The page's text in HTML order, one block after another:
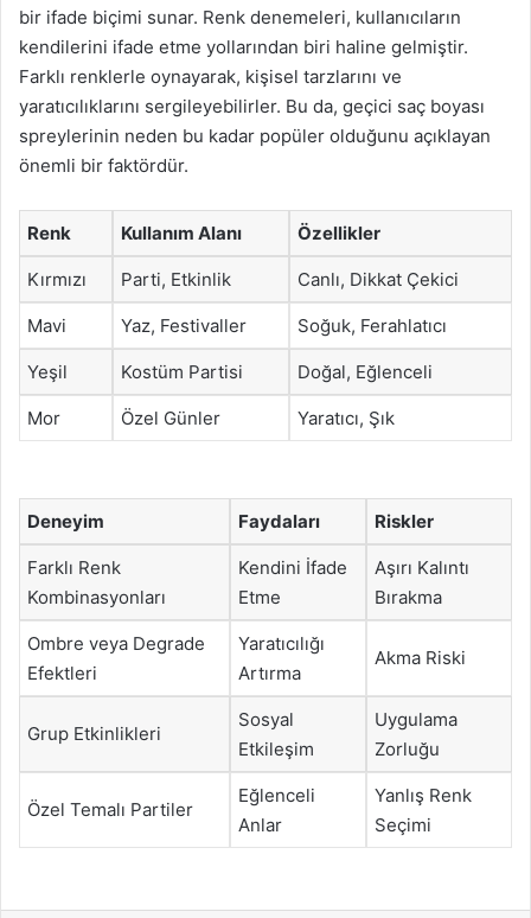
bir ifade biçimi sunar. Renk denemeleri, kullanıcıların
kendilerini ifade etme yollarından biri haline gelmiştir.
Farklı renklerle oynayarak, kişisel tarzlarını ve
yaratıcılıklarını sergileyebilirler. Bu da, geçici saç boyası
spreylerinin neden bu kadar popüler olduğunu açıklayan
önemli bir faktördür.
Renk Kullanım Alanı Özellikler
Kırmızı Parti, Etkinlik Canlı, Dikkat Çekici
Mavi Yaz, Festivaller Soğuk, Ferahlatıcı
Yeşil Kostüm Partisi Doğal, Eğlenceli
Mor Özel Günler Yaratıcı, Şık
Deneyim Faydaları Riskler
Farklı Renk
Kombinasyonları
Kendini İfade
Etme
Aşırı Kalıntı
Bırakma
Ombre veya Degrade
Efektleri
Yaratıcılığı
Artırma
Akma Riski
Grup Etkinlikleri
Sosyal
Etkileşim
Uygulama
Zorluğu
Özel Temalı Partiler
Eğlenceli
Anlar
Yanlış Renk
Seçimi